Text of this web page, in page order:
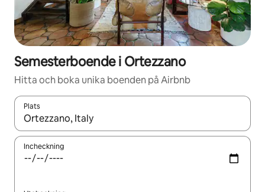
Semesterboende i Ortezzano
Hitta och boka unika boenden på Airbnb
Plats
När resultaten är tillgängliga kan du navigera med upp- och
Incheckning